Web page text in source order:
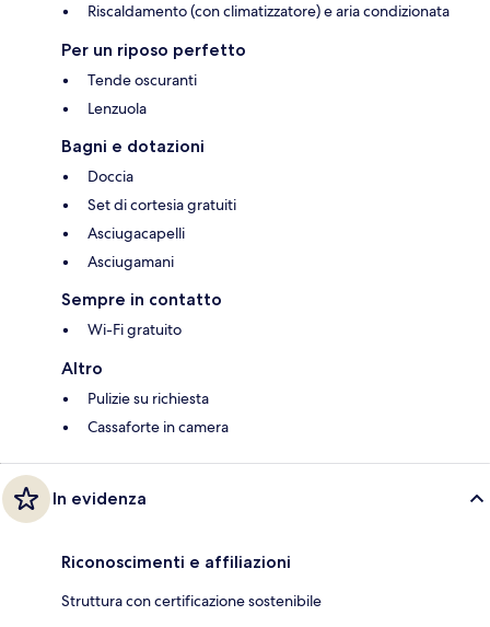
Riscaldamento (con climatizzatore) e aria condizionata
Per un riposo perfetto
Tende oscuranti
Lenzuola
Bagni e dotazioni
Doccia
Set di cortesia gratuiti
Asciugacapelli
Asciugamani
Sempre in contatto
Wi-Fi gratuito
Altro
Pulizie su richiesta
Cassaforte in camera
In evidenza
Riconoscimenti e affiliazioni
Struttura con certificazione sostenibile